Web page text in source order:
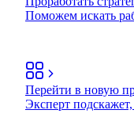
Поможем искать
Перейти в новую
Эксперт